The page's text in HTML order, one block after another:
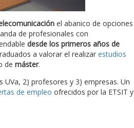
el abanico de opciones
de profesionales con
desde los primeros años de
a valorar el realizar estudios
de máster.
2) profesores y 3) empresas. Un
de empleo ofrecidos por la ETSIT y